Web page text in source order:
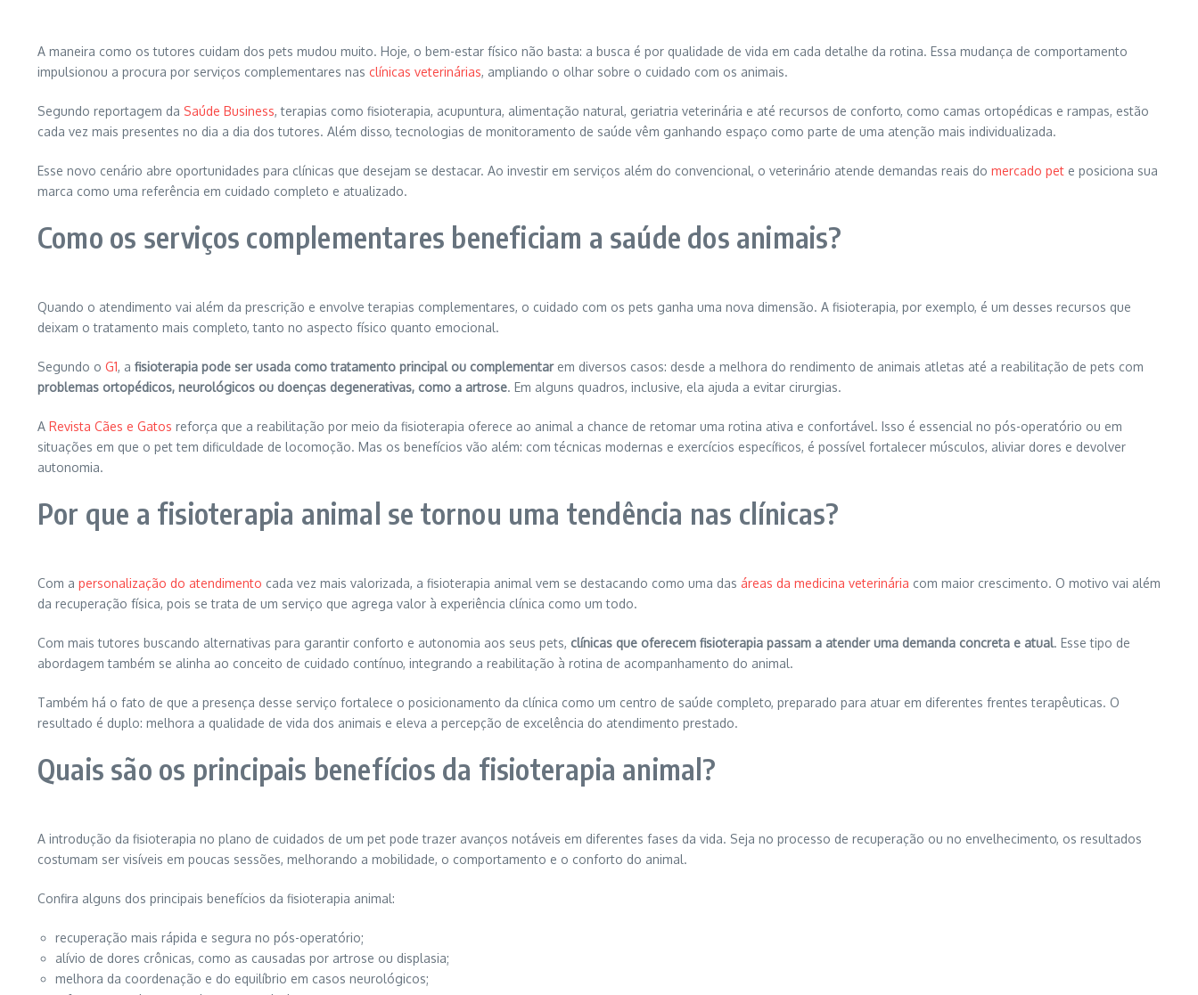
A maneira como os tutores cuidam dos pets mudou muito. Hoje, o bem-estar físico não basta: a busca é por qualidade de vida em cada detalhe da rotina. Essa mudança de comportamento
impulsionou a procura por serviços complementares nas clínicas veterinárias, ampliando o olhar sobre o cuidado com os animais.
Segundo reportagem da Saúde Business, terapias como fisioterapia, acupuntura, alimentação natural, geriatria veterinária e até recursos de conforto, como camas ortopédicas e rampas, estão
cada vez mais presentes no dia a dia dos tutores. Além disso, tecnologias de monitoramento de saúde vêm ganhando espaço como parte de uma atenção mais individualizada.
Esse novo cenário abre oportunidades para clínicas que desejam se destacar. Ao investir em serviços além do convencional, o veterinário atende demandas reais do mercado pet e posiciona sua
marca como uma referência em cuidado completo e atualizado.
Como os serviços complementares beneficiam a saúde dos animais?
Quando o atendimento vai além da prescrição e envolve terapias complementares, o cuidado com os pets ganha uma nova dimensão. A fisioterapia, por exemplo, é um desses recursos que
deixam o tratamento mais completo, tanto no aspecto físico quanto emocional.
Segundo o G1, a fisioterapia pode ser usada como tratamento principal ou complementarem diversos casos: desde a melhora do rendimento de animais atletas até a reabilitação de pets com
problemas ortopédicos, neurológicos ou doenças degenerativas, como a artrose. Em alguns quadros, inclusive, ela ajuda a evitar cirurgias.
A Revista Cães e Gatos reforça que a reabilitação por meio da fisioterapia oferece ao animal a chance de retomar uma rotina ativa e confortável. Isso é essencial no pós-operatório ou em
situações em que o pet tem dificuldade de locomoção. Mas os benefícios vão além: com técnicas modernas e exercícios específicos, é possível fortalecer músculos, aliviar dores e devolver
autonomia.
Por que a fisioterapia animal se tornou uma tendência nas clínicas?
Com a personalização do atendimento cada vez mais valorizada, a fisioterapia animal vem se destacando como uma das áreas da medicina veterinária com maior crescimento. O motivo vai além
da recuperação física, pois se trata de um serviço que agrega valor à experiência clínica como um todo.
Com mais tutores buscando alternativas para garantir conforto e autonomia aos seus pets, clínicas que oferecem fisioterapia passam a atender uma demanda concreta e atual. Esse tipo de
abordagem também se alinha ao conceito de cuidado contínuo, integrando a reabilitação à rotina de acompanhamento do animal.
Também há o fato de que a presença desse serviço fortalece o posicionamento da clínica como um centro de saúde completo, preparado para atuar em diferentes frentes terapêuticas. O
resultado é duplo: melhora a qualidade de vida dos animais e eleva a percepção de excelência do atendimento prestado.
Quais são os principais benefícios da fisioterapia animal?
A introdução da fisioterapia no plano de cuidados de um pet pode trazer avanços notáveis em diferentes fases da vida. Seja no processo de recuperação ou no envelhecimento, os resultados
costumam ser visíveis em poucas sessões, melhorando a mobilidade, o comportamento e o conforto do animal.
Confira alguns dos principais benefícios da fisioterapia animal:
recuperação mais rápida e segura no pós-operatório;
alívio de dores crônicas, como as causadas por artrose ou displasia;
melhora da coordenação e do equilíbrio em casos neurológicos;